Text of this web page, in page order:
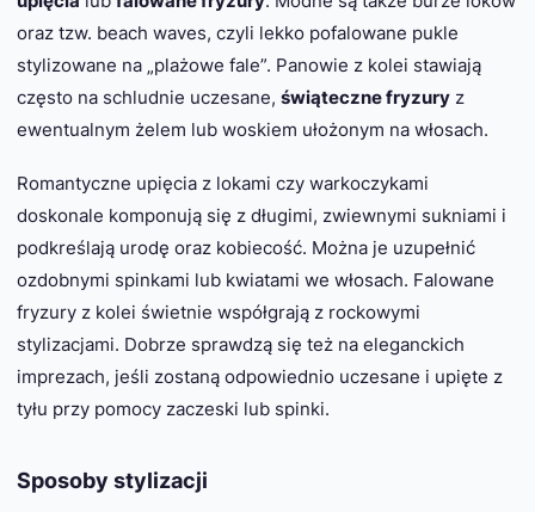
oraz tzw. beach waves, czyli lekko pofalowane pukle
stylizowane na „plażowe fale”. Panowie z kolei stawiają
często na schludnie uczesane, świąteczne fryzury z
ewentualnym żelem lub woskiem ułożonym na włosach.
Romantyczne upięcia z lokami czy warkoczykami
doskonale komponują się z długimi, zwiewnymi sukniami i
podkreślają urodę oraz kobiecość. Można je uzupełnić
ozdobnymi spinkami lub kwiatami we włosach. Falowane
fryzury z kolei świetnie współgrają z rockowymi
stylizacjami. Dobrze sprawdzą się też na eleganckich
imprezach, jeśli zostaną odpowiednio uczesane i upięte z
tyłu przy pomocy zaczeski lub spinki.
Sposoby stylizacji